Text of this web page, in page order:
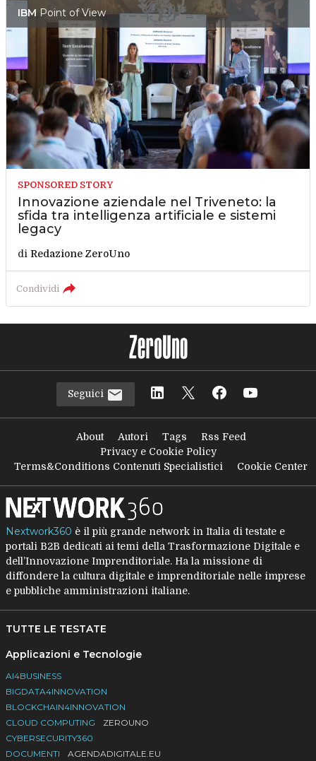
IBMPoint of View
SPONSORED STORY
Innovazione aziendale nel Triveneto: la
sfida tra intelligenza artificiale e sistemi
legacy
di Redazione ZeroUno
Condividi
Seguici
About Autori Tags
Rss Feed
Privacy e Cookie Policy
Terms&Conditions Contenuti Specialistici
Cookie Center
Nextwork360 è il più grande network in Italia di testate e
portali B2B dedicati ai temi della Trasformazione Digitale e
dell’Innovazione Imprenditoriale. Ha la missione di
diffondere la cultura digitale e imprenditoriale nelle imprese
e pubbliche amministrazioni italiane.
TUTTE LE TESTATE
Applicazioni e Tecnologie
AI4BUSINESS
BIGDATA4INNOVATION
BLOCKCHAIN4INNOVATION
CLOUD COMPUTING
ZEROUNO
CYBERSECURITY360
DOCUMENTI
AGENDADIGITALE.EU